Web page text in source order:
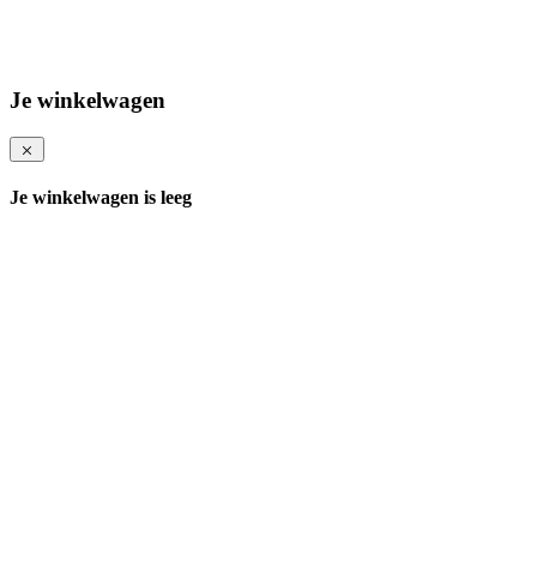
Je winkelwagen
Je winkelwagen is leeg